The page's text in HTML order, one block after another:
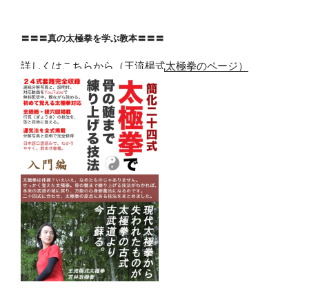
ン
〓〓〓真の太極拳を学ぶ教本〓〓〓
詳しくはこちらから（王流楊式太極拳のページ）